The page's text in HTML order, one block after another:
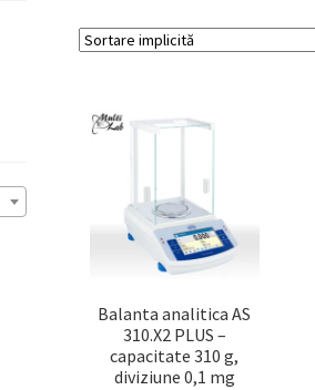
Balanta analitica AS
310.X2 PLUS –
capacitate 310 g,
diviziune 0,1 mg